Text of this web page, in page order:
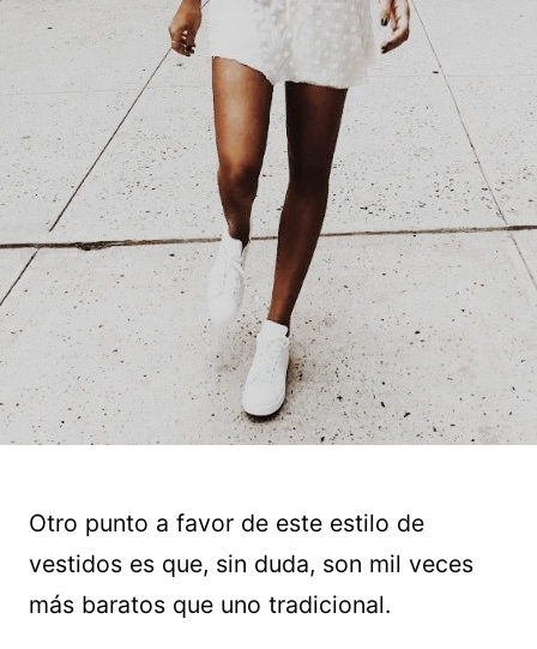
Otro punto a favor de este estilo de
vestidos es que, sin duda, son mil veces
más baratos que uno tradicional.